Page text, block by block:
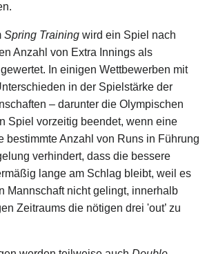
Spring Training wird ein Spiel nach
Anzahl von Extra Innings als
In einigen Wettbewerben mit
in der Spielstärke der
– darunter die Olympischen
Spiel vorzeitig beendet, wenn eine
bestimmte Anzahl von Runs in Führung
verhindert, dass die bessere
lange am Schlag bleibt, weil es
Mannschaft nicht gelingt, innerhalb
Zeitraums die nötigen drei 'out’ zu